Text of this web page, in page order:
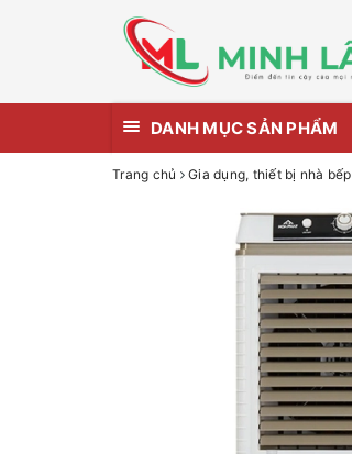
DANH MỤC SẢN PHẨM
Trang chủ Gia dụng, thiết bị nhà bếp